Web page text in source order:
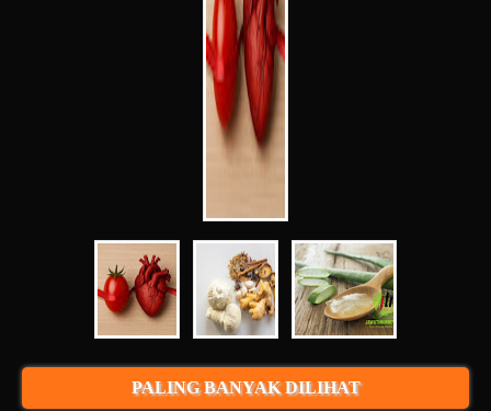
PALING BANYAK DILIHAT